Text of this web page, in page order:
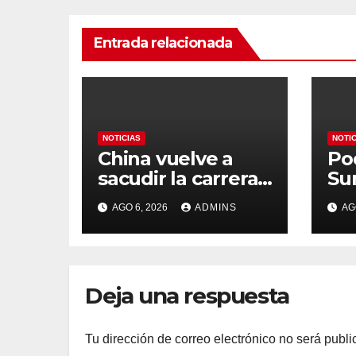
Entrada relacionada
NOTICIAS
China vuelve a
sacudir la carrera
de la IA con un
modelo capaz de
trabajar durante
humana
AGO 6, 2026 ADMINS
Deja una respuesta
Tu dirección de correo electrónico no será